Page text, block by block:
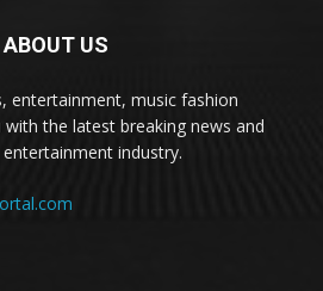
ABOUT US
entertainment, music fashion
the latest breaking news and
industry.